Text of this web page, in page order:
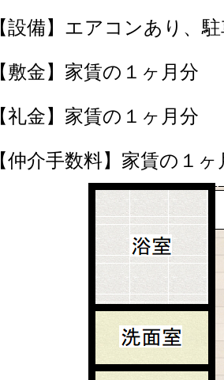
【設備】エアコンあり、
【敷金】家賃の１ヶ月分
【礼金】家賃の１ヶ月分
【仲介手数料】家賃の１